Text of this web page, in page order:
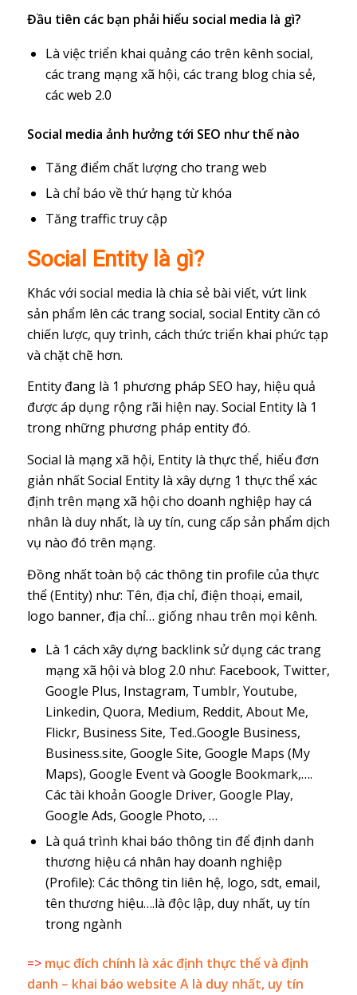
Đầu tiên các bạn phải hiểu social media là gì?
Là việc triển khai quảng cáo trên kênh social,
các trang mạng xã hội, các trang blog chia sẻ,
các web 2.0
Social media ảnh hưởng tới SEO như thế nào
Tăng điểm chất lượng cho trang web
Là chỉ báo về thứ hạng từ khóa
Tăng traffic truy cập
Social Entity là gì?
Khác với social media là chia sẻ bài viết, vứt link
sản phẩm lên các trang social, social Entity cần có
chiến lược, quy trình, cách thức triển khai phức tạp
và chặt chẽ hơn.
Entity đang là 1 phương pháp SEO hay, hiệu quả
được áp dụng rộng rãi hiện nay. Social Entity là 1
trong những phương pháp entity đó.
Social là mạng xã hội, Entity là thực thể, hiểu đơn
giản nhất Social Entity là xây dựng 1 thực thể xác
định trên mạng xã hội cho doanh nghiệp hay cá
nhân là duy nhất, là uy tín, cung cấp sản phẩm dịch
vụ nào đó trên mạng.
Đồng nhất toàn bộ các thông tin profile của thực
thể (Entity) như: Tên, địa chỉ, điện thoại, email,
logo banner, địa chỉ… giống nhau trên mọi kênh.
Là 1 cách xây dựng backlink sử dụng các trang
mạng xã hội và blog 2.0 như: Facebook, Twitter,
Google Plus, Instagram, Tumblr, Youtube,
Linkedin, Quora, Medium, Reddit, About Me,
Flickr, Business Site, Ted..Google Business,
Business.site, Google Site, Google Maps (My
Maps), Google Event và Google Bookmark,….
Các tài khoản Google Driver, Google Play,
Google Ads, Google Photo, …
Là quá trình khai báo thông tin để định danh
thương hiệu cá nhân hay doanh nghiệp
(Profile): Các thông tin liên hệ, logo, sdt, email,
tên thương hiệu….là độc lập, duy nhất, uy tín
trong ngành
=> mục đích chính là xác định thực thể và định
danh – khai báo website A là duy nhất, uy tín